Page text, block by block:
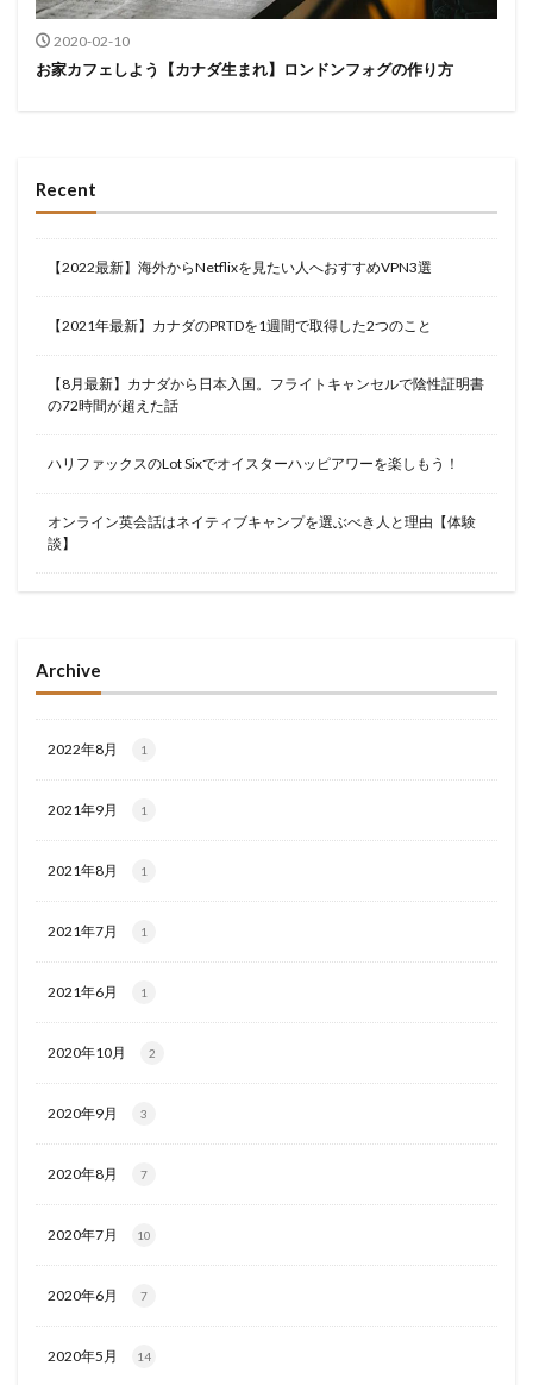
2020-02-10
お家カフェしよう【カナダ生まれ】ロンドンフォグの作り方
Recent
【2022最新】海外からNetflixを見たい人へおすすめVPN3選
【2021年最新】カナダのPRTDを1週間で取得した2つのこと
【8月最新】カナダから日本入国。フライトキャンセルで陰性証明書
の72時間が超えた話
ハリファックスのLot Sixでオイスターハッピアワーを楽しもう！
オンライン英会話はネイティブキャンプを選ぶべき人と理由【体験
談】
Archive
2022年8月 1
2021年9月 1
2021年8月 1
2021年7月 1
2021年6月 1
2020年10月 2
2020年9月 3
2020年8月 7
2020年7月 10
2020年6月 7
2020年5月 14